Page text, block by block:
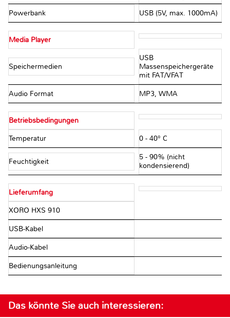
Powerbank USB (5V, max. 1000mA)
Media Player
Speichermedien
USB
Massenspeichergeräte
mit FAT/VFAT
Audio Format MP3, WMA
Betriebsbedingungen
Temperatur 0 - 40° C
Feuchtigkeit
5 - 90% (nicht
kondensierend)
Lieferumfang
XORO HXS 910
USB-Kabel
Audio-Kabel
Bedienungsanleitung
Das könnte Sie auch interessieren: